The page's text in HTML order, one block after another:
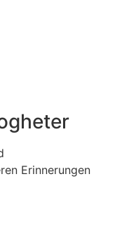
Erinnerungen